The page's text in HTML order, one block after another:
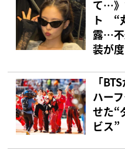
て…》
ト “
露…不
装が
「
ハー
せた“
ビス”